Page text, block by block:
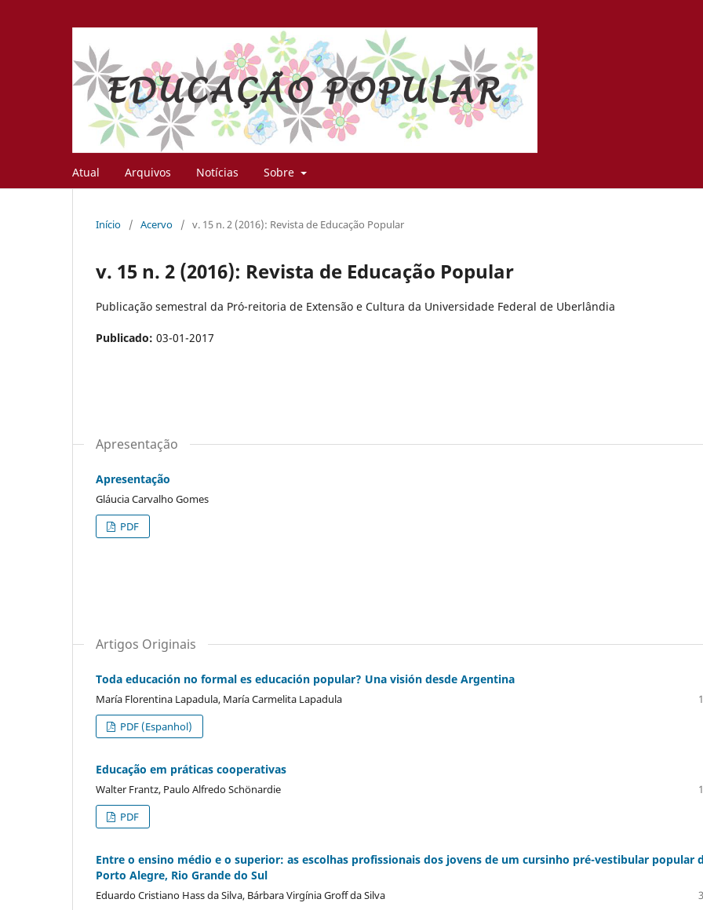
Atual Arquivos Notícias Sobre
Início / Acervo / v. 15 n. 2 (2016): Revista de Educação Popular
v. 15 n. 2 (2016): Revista de Educação Popular
Publicação semestral da Pró-reitoria de Extensão e Cultura da Universidade Federal de Uberlândia
Publicado: 03-01-2017
Apresentação
Apresentação
Gláucia Carvalho Gomes
PDF
Artigos Originais
Toda educación no formal es educación popular? Una visión desde Argentina
María Florentina Lapadula, María Carmelita Lapadula
PDF (Espanhol)
Educação em práticas cooperativas
Walter Frantz, Paulo Alfredo Schönardie
PDF
Entre o ensino médio e o superior: as escolhas profissionais dos jovens de um cursinho pré-vestibular popular
Porto Alegre, Rio Grande do Sul
Eduardo Cristiano Hass da Silva, Bárbara Virgínia Groff da Silva